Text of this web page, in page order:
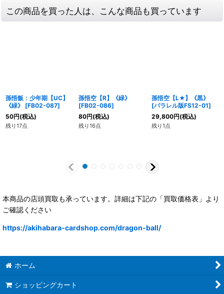
この商品を買った人は、こんな商品も買っています
孫悟飯：少年期【UC】
《緑》
[FB02-087]
50円(税込)
残り17点
孫悟空【R】《緑》
[FB02-086]
80円(税込)
残り16点
孫悟空【L★】《黒》
[パラレル版FS12-01]
29,800円(税込)
残り1点
本商品の店頭買取も承っています。詳細は下記の「買取価格表」より
ご確認ください
https://akihabara-cardshop.com/dragon-ball/
ホーム
ショッピングカート